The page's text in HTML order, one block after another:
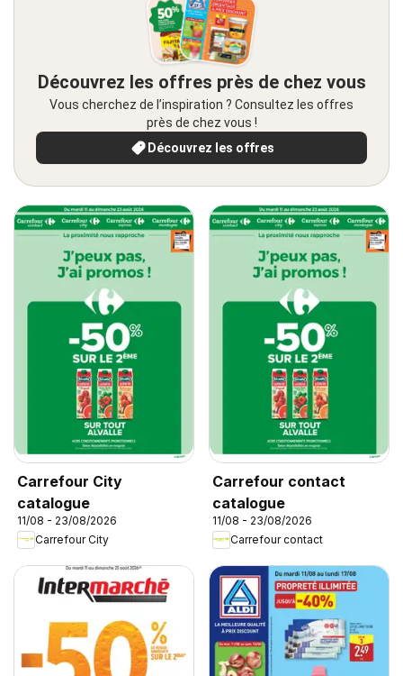
Découvrez les offres près de chez vous
Vous cherchez de l’inspiration ? Consultez les offres
près de chez vous !
Découvrez les offres
Carrefour City
catalogue
11/08 - 23/08/2026
Carrefour City
Carrefour contact
catalogue
11/08 - 23/08/2026
Carrefour contact